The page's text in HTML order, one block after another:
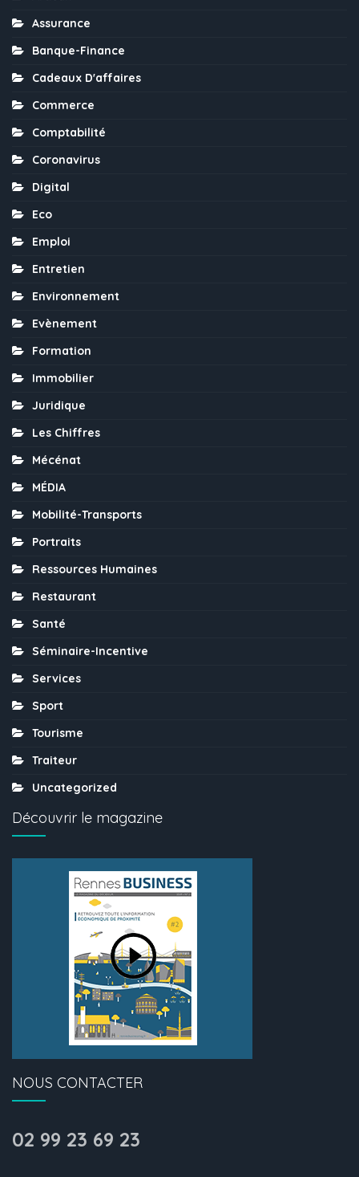
Assurance
Banque-Finance
Cadeaux D'affaires
Commerce
Comptabilité
Coronavirus
Digital
Eco
Emploi
Entretien
Environnement
Evènement
Formation
Immobilier
Juridique
Les Chiffres
Mécénat
MÉDIA
Mobilité-Transports
Portraits
Ressources Humaines
Restaurant
Santé
Séminaire-Incentive
Services
Sport
Tourisme
Traiteur
Uncategorized
Découvrir le magazine
NOUS CONTACTER
02 99 23 69 23